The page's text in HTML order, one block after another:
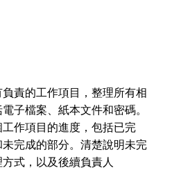
責的工作項目，整理所有相
子檔案、紙本文件和密碼。
作項目的進度，包括已完
未完成的部分。清楚說明未完
式，以及後續負責人